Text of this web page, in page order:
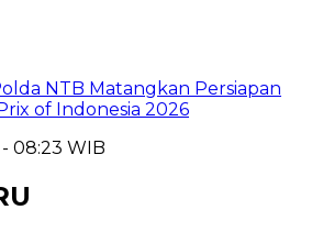
NTB Matangkan Persiapan
of Indonesia 2026
08:23 WIB